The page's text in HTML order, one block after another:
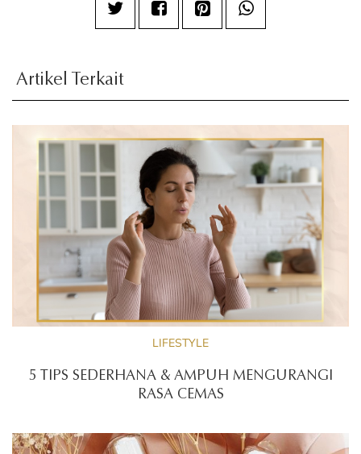
Artikel Terkait
LIFESTYLE
5 TIPS SEDERHANA & AMPUH MENGURANGI
RASA CEMAS